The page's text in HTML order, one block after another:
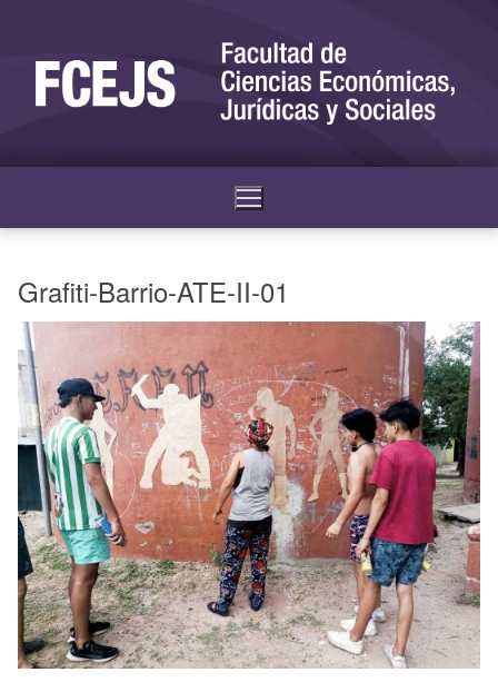
Grafiti-Barrio-ATE-II-01